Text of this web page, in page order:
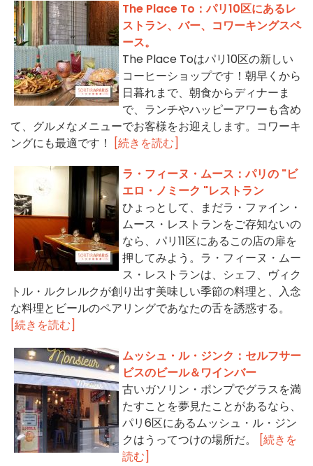
The Place To：パリ10区にあるレ
ストラン、バー、コワーキングスペ
ース。
The Place Toはパリ10区の新しい
コーヒーショップです！朝早くから
日暮れまで、朝食からディナーま
で、ランチやハッピーアワーも含め
て、グルメなメニューでお客様をお迎えします。コワーキ
ングにも最適です！
[続きを読む]
ラ・フィーヌ・ムース：パリの "ビ
エロ・ノミーク "レストラン
ひょっとして、まだラ・ファイン・
ムース・レストランをご存知ないの
なら、パリ11区にあるこの店の扉を
押してみよう。ラ・フィーヌ・ムー
ス・レストランは、シェフ、ヴィク
トル・ルクレルクが創り出す美味しい季節の料理と、入念
な料理とビールのペアリングであなたの舌を誘惑する。
[続きを読む]
ムッシュ・ル・ジンク：セルフサー
ビスのビール＆ワインバー
古いガソリン・ポンプでグラスを満
たすことを夢見たことがあるなら、
パリ6区にあるムッシュ・ル・ジン
クはうってつけの場所だ。
[続きを
読む]